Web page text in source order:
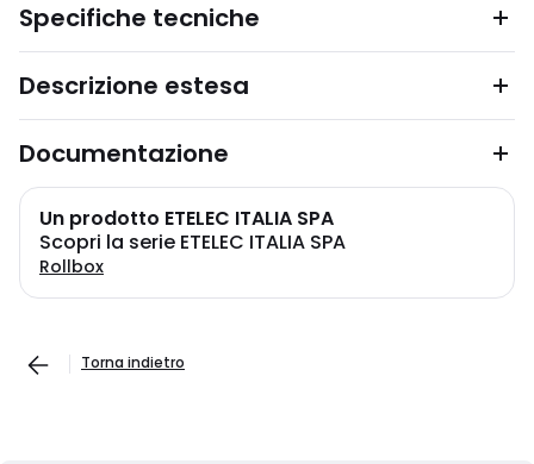
Specifiche tecniche
Descrizione estesa
Documentazione
Un prodotto ETELEC ITALIA SPA
Scopri la serie ETELEC ITALIA SPA
Rollbox
Torna indietro